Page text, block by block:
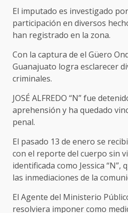
El imputado es investigado
participación en diversos
han registrado en la zona.
Con la captura de el Güero
Guanajuato logra esclarecer
criminales.
JOSÉ ALFREDO “N” fue
aprehensión y ha quedado
penal.
El pasado 13 de enero se
con el reporte del cuerpo sin
identificada como Jessica “N”,
las inmediaciones de la
El Agente del Ministerio
resolviera imponer como